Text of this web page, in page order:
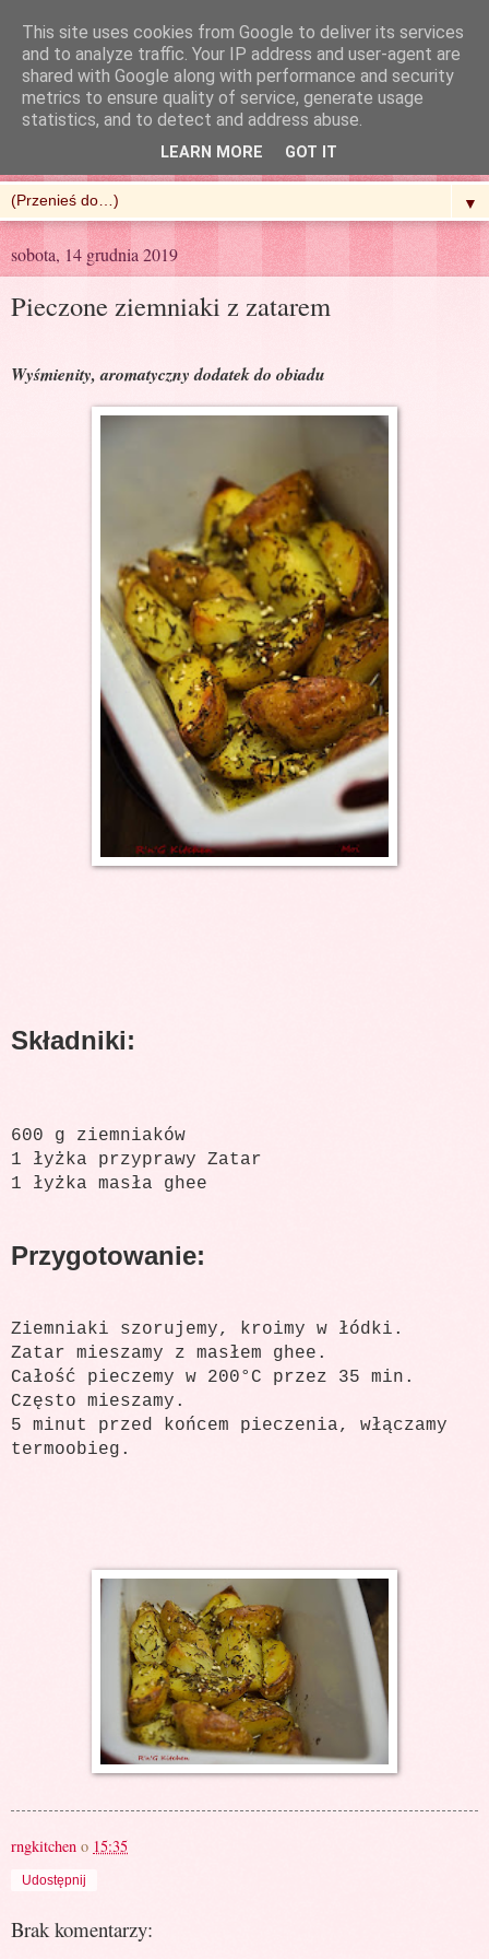
R'n'G Kitchen
▼
sobota, 14 grudnia 2019
Pieczone ziemniaki z zatarem
Wyśmienity, aromatyczny dodatek do obiadu
Składniki:
600 g ziemniaków
1 łyżka przyprawy Zatar
1 łyżka masła ghee
Przygotowanie:
Ziemniaki szorujemy, kroimy w łódki.
Zatar mieszamy z masłem ghee.
Całość pieczemy w 200°C przez 35 min.
Często mieszamy.
5 minut przed końcem pieczenia, włączamy
termoobieg.
rngkitchen o 15:35
Udostępnij
Brak komentarzy:
This site uses cookies from Google to deliver its services
and to analyze traffic. Your IP address and user-agent are
shared with Google along with performance and security
metrics to ensure quality of service, generate usage
statistics, and to detect and address abuse.
LEARN MORE GOT IT